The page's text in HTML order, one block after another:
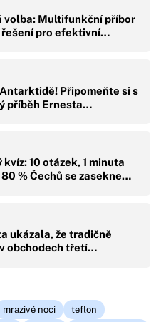
volba: Multifunkční příbor
řešení pro efektivní…
Připomeňte si s
příběh Ernesta…
10 otázek, 1 minuta
80 % Čechů se zasekne…
ukázala, že tradičně
obchodech třetí…
mrazivé noci
teflon